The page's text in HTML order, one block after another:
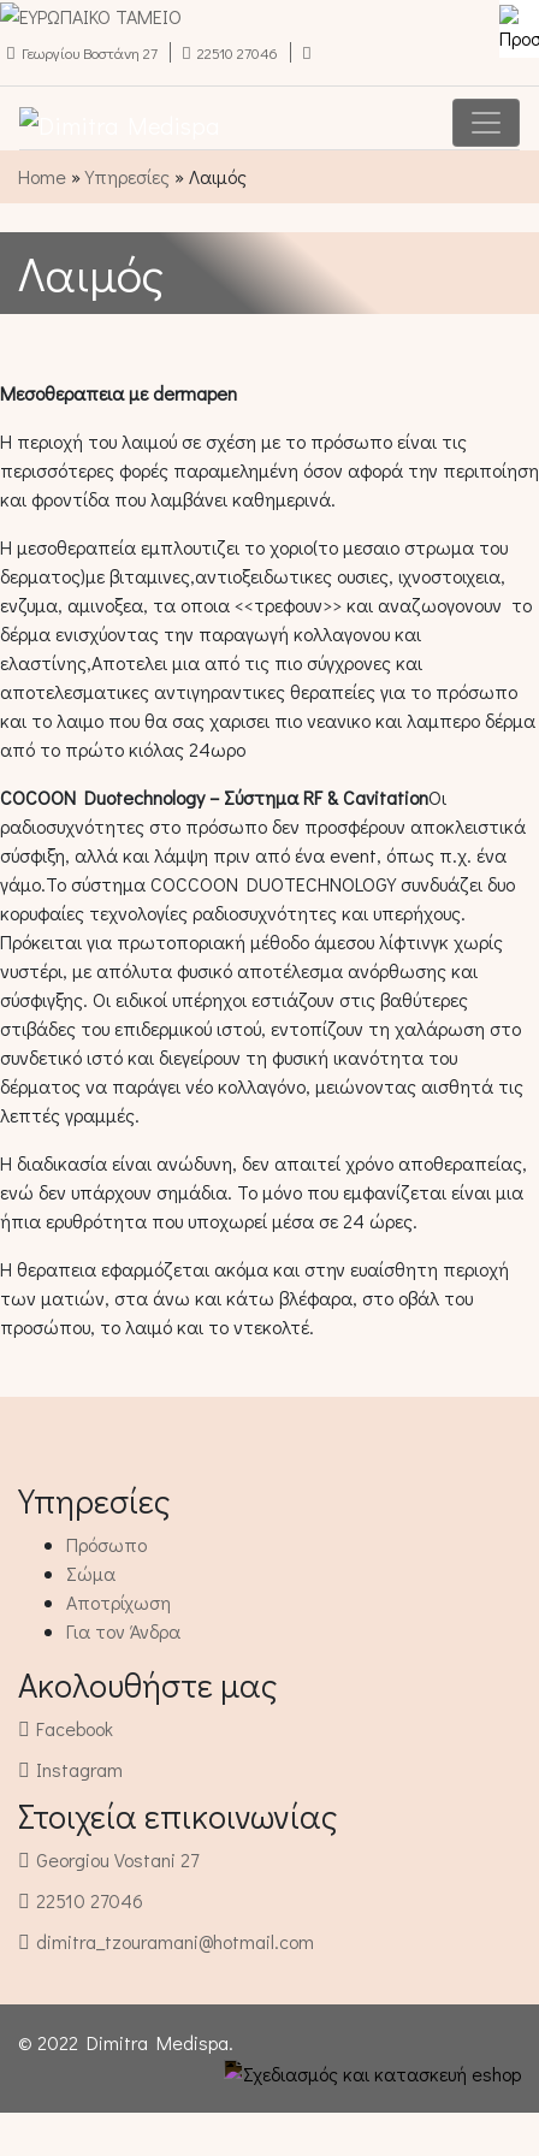
Γεωργίου Βοστάνη 27 22510 27046
Κύρια πλοήγηση
Home »Υπηρεσίες »Λαιμός
Λαιμός
Μεσοθεραπεια με dermapen
Η περιοχή του λαιμού σε σχέση με το πρόσωπο είναι τις
περισσότερες φορές παραμελημένη όσον αφορά την περιποίηση
και φροντίδα που λαμβάνει καθημερινά.
Η μεσοθεραπεία εμπλουτιζει το χοριο(το μεσαιο στρωμα του
δερματος)με βιταμινες,αντιοξειδωτικες ουσιες, ιχνοστοιχεια,
ενζυμα, αμινοξεα, τα οποια <<τρεφουν>> και αναζωογονουν το
δέρμα ενισχύοντας την παραγωγή κολλαγονου και
ελαστίνης,Αποτελει μια από τις πιο σύγχρονες και
αποτελεσματικες αντιγηραντικες θεραπείες για το πρόσωπο
και το λαιμο που θα σας χαρισει πιο νεανικο και λαμπερο δέρμα
από το πρώτο κιόλας 24ωρο
COCOON Duotechnology – Σύστημα RF & CavitationΟι
ραδιοσυχνότητες στο πρόσωπο δεν προσφέρουν αποκλειστικά
σύσφιξη, αλλά και λάμψη πριν από ένα event, όπως π.χ. ένα
γάμο.Το σύστημα COCCOON DUOTECHNOLOGY συνδυάζει δυο
κορυφαίες τεχνολογίες ραδιοσυχνότητες και υπερήχους.
Πρόκειται για πρωτοποριακή μέθοδο άμεσου λίφτινγκ χωρίς
νυστέρι, με απόλυτα φυσικό αποτέλεσμα ανόρθωσης και
σύσφιγξης. Οι ειδικοί υπέρηχοι εστιάζουν στις βαθύτερες
στιβάδες του επιδερμικού ιστού, εντοπίζουν τη χαλάρωση στο
συνδετικό ιστό και διεγείρουν τη φυσική ικανότητα του
δέρματος να παράγει νέο κολλαγόνο, μειώνοντας αισθητά τις
λεπτές γραμμές.
Η διαδικασία είναι ανώδυνη, δεν απαιτεί χρόνο αποθεραπείας,
ενώ δεν υπάρχουν σημάδια. Το μόνο που εμφανίζεται είναι μια
ήπια ερυθρότητα που υποχωρεί μέσα σε 24 ώρες.
Η θεραπεια εφαρμόζεται ακόμα και στην ευαίσθητη περιοχή
των ματιών, στα άνω και κάτω βλέφαρα, στο οβάλ του
προσώπου, το λαιμό και το ντεκολτέ.
Υπηρεσίες
Πρόσωπο
Σώμα
Αποτρίχωση
Για τον Άνδρα
Ακολουθήστε μας
Facebook
Instagram
Στοιχεία επικοινωνίας
Georgiou Vostani 27
22510 27046
dimitra_tzouramani@hotmail.com
© 2022 Dimitra Medispa.